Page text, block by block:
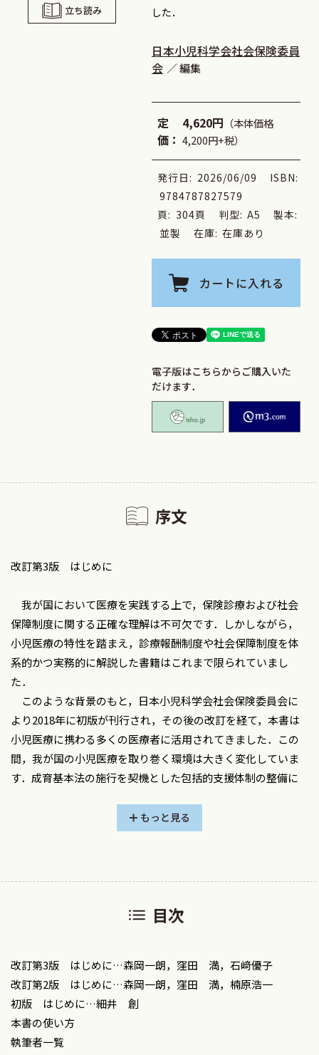
した．
日本小児科学会社会保険委員
会
編集
定
価：
4,620円 （本体価格
4,200円+税）
発行日: 2026/06/09
ISBN:
9784787827579
頁: 304頁 判型: A5
製本:
並製
在庫: 在庫あり
カートに入れる
電子版はこちらからご購入いた
だけます．
isho.jp
立ち読み
序文
改訂第3版 はじめに
我が国において医療を実践する上で，保険診療および社会
保障制度に関する正確な理解は不可欠です．しかしながら，
小児医療の特性を踏まえ，診療報酬制度や社会保障制度を体
系的かつ実務的に解説した書籍はこれまで限られていまし
た．
このような背景のもと，日本小児科学会社会保険委員会に
より2018年に初版が刊行され，その後の改訂を経て，本書は
小児医療に携わる多くの医療者に活用されてきました．この
間，我が国の小児医療を取り巻く環境は大きく変化していま
す．成育基本法の施行を契機とした包括的支援体制の整備に
じて，医療提供体制や診療報酬体系は大きな影響を受けまし
た．また，医療的ケア児支援法の施行など，子どもと家族を
こうした状況を踏まえ，本書改訂第3版では，従来の内容を
では，保険診療の基本ルール，請求・審査の仕組み，診療報
酬改定のプロセス，医療費助成制度および福祉制度について
整理しています．各論では，医科点数表の解釈，外来・入
院・在宅医療における算定の実際，DPC制度に加え，予防接
種，乳幼児健康診査，学校健康診断など，小児科診療に特有
もっと見る
目次
改訂第3版 はじめに…森岡一朗，窪田 満，石﨑優子
改訂第2版 はじめに…森岡一朗，窪田 満，楠原浩一
初版 はじめに…細井 創
本書の使い方
執筆者一覧